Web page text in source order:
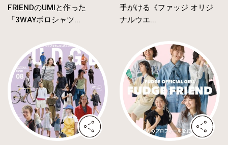
FRIENDのUMIと作った
「3WAYポロシャツ...
手がける《ファッジ オリジ
ナルウエ...